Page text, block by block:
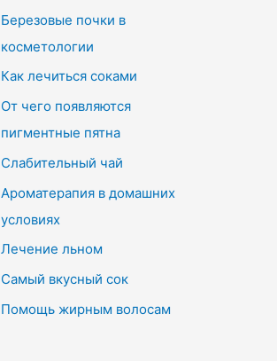
Березовые почки в
косметологии
Как лечиться соками
От чего появляются
пигментные пятна
Слабительный чай
Ароматерапия в домашних
условиях
Лечение льном
Самый вкусный сок
Помощь жирным волосам